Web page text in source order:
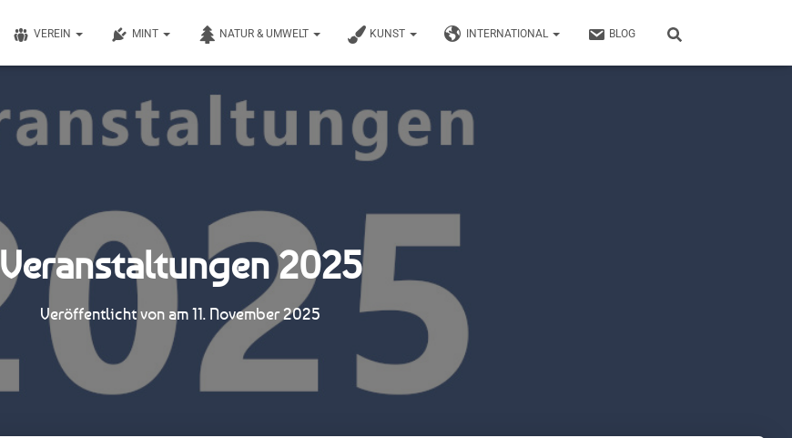
VEREIN MINT NATUR & UMWELT KUNST INTERNATIONAL BLOG
Veranstaltungen 2025
Veröffentlicht von am11. November 2025